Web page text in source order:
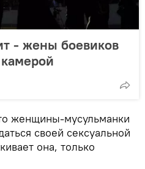
- жены боевиков
женщины-мусульманки
своей сексуальной
она, только